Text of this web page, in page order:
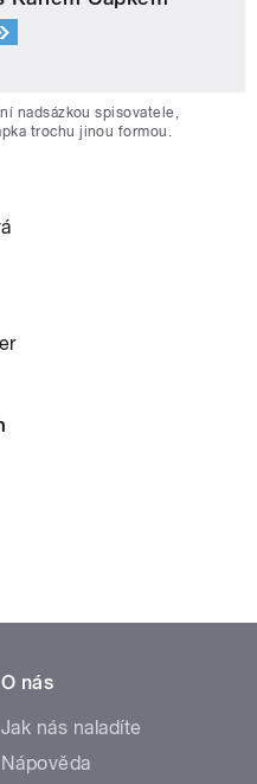
nadsázkou spisovatele,
trochu jinou formou.
O nás
Jak nás naladíte
Nápověda